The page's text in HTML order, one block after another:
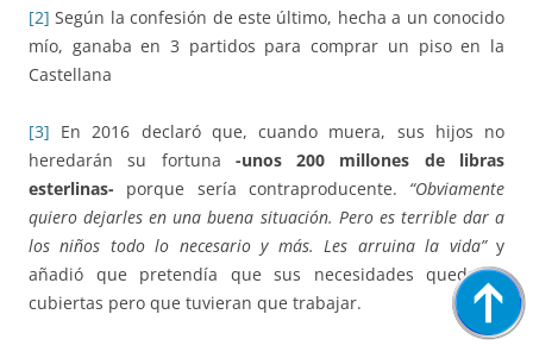
[2] Según la confesión de este último, hecha a un conocido
mío, ganaba en 3 partidos para comprar un piso en la
Castellana
[3] En 2016 declaró que, cuando muera, sus hijos no
heredarán su fortuna -unos 200 millones de libras
esterlinas- porque sería contraproducente. “Obviamente
quiero dejarles en una buena situación. Pero es terrible dar a
los niños todo lo necesario y más. Les arruina la vida”y
añadió que pretendía que sus necesidades quedaran
cubiertas pero que tuvieran que trabajar.